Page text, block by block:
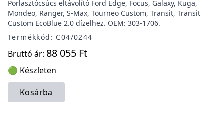
Porlasztócsúcs eltávolító Ford Edge, Focus, Galaxy, Kuga,
Mondeo, Ranger, S-Max, Tourneo Custom, Transit, Transit
Custom EcoBlue 2.0 dízelhez. OEM: 303-1706.
Termékkód: C04/0244
Bruttó ár: 88 055 Ft
🟢 Készleten
Kosárba